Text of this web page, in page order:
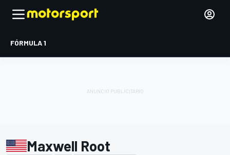
FÓRMULA 1
Maxwell Root